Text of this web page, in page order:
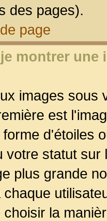
des pages).
page
montrer une
images sous
est
d'étoiles
votre statut
plus grande
la